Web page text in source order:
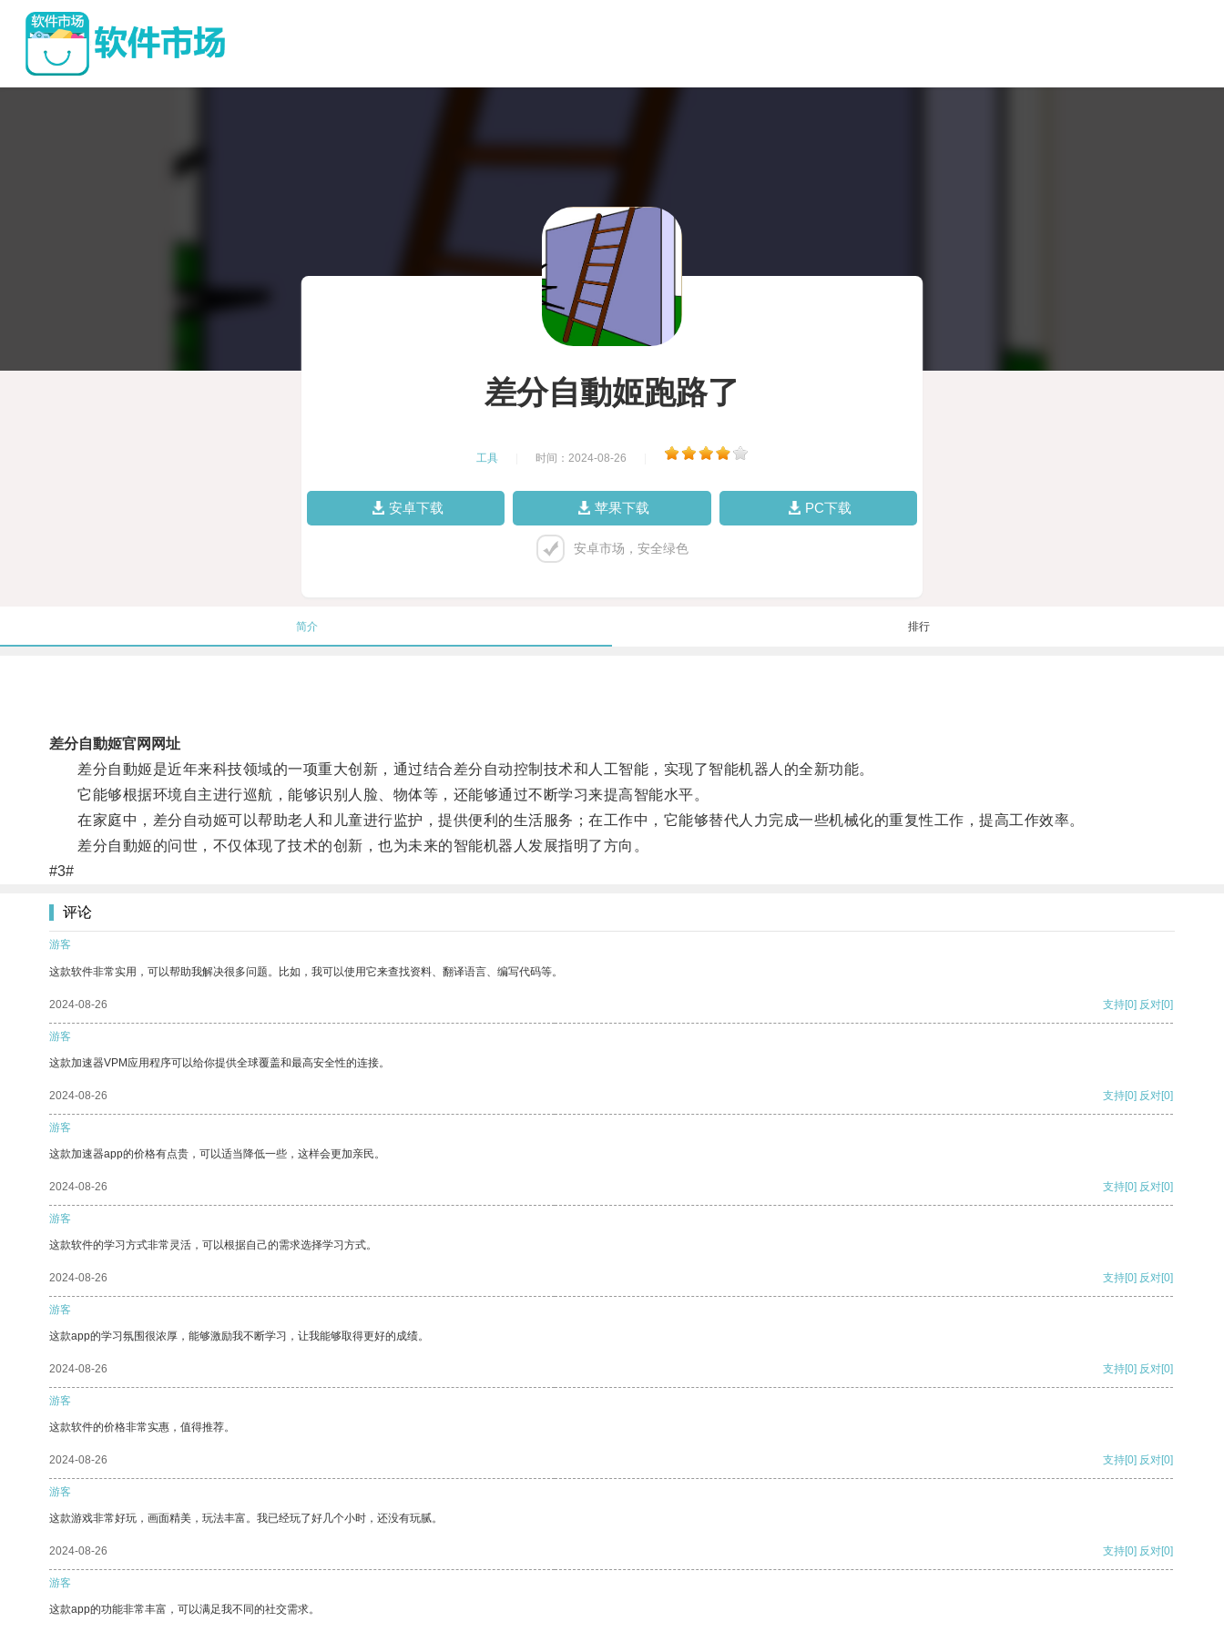
差分自動姬跑路了
工具 时间：2024-08-26
安卓下载 苹果下载 PC下载
安卓市场，安全绿色
简介 排行
差分自動姬官网网址
差分自動姬是近年来科技领域的一项重大创新，通过结合差分自动控制技术和人工智能，实现了智能机器人的全新功能。
它能够根据环境自主进行巡航，能够识别人脸、物体等，还能够通过不断学习来提高智能水平。
在家庭中，差分自动姬可以帮助老人和儿童进行监护，提供便利的生活服务；在工作中，它能够替代人力完成一些机械化的重复性工作，提高工作效率。
差分自動姬的问世，不仅体现了技术的创新，也为未来的智能机器人发展指明了方向。
#3#
评论
游客
这款软件非常实用，可以帮助我解决很多问题。比如，我可以使用它来查找资料、翻译语言、编写代码等。
2024-08-26 支持[0] 反对[0]
游客
这款加速器VPM应用程序可以给你提供全球覆盖和最高安全性的连接。
2024-08-26 支持[0] 反对[0]
游客
这款加速器app的价格有点贵，可以适当降低一些，这样会更加亲民。
2024-08-26 支持[0] 反对[0]
游客
这款软件的学习方式非常灵活，可以根据自己的需求选择学习方式。
2024-08-26 支持[0] 反对[0]
游客
这款app的学习氛围很浓厚，能够激励我不断学习，让我能够取得更好的成绩。
2024-08-26 支持[0] 反对[0]
游客
这款软件的价格非常实惠，值得推荐。
2024-08-26 支持[0] 反对[0]
游客
这款游戏非常好玩，画面精美，玩法丰富。我已经玩了好几个小时，还没有玩腻。
2024-08-26 支持[0] 反对[0]
游客
这款app的功能非常丰富，可以满足我不同的社交需求。